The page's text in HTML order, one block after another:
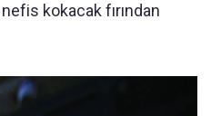
kokacak fırından